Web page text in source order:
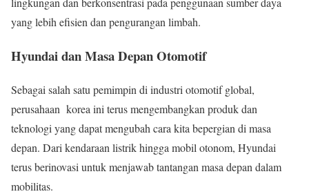
yang lebih efisien dan pengurangan limbah.
Hyundai dan Masa Depan Otomotif
Sebagai salah satu pemimpin di industri otomotif global,
perusahaan korea ini terus mengembangkan produk dan
teknologi yang dapat mengubah cara kita bepergian di masa
depan. Dari kendaraan listrik hingga mobil otonom, Hyundai
terus berinovasi untuk menjawab tantangan masa depan dalam
mobilitas.